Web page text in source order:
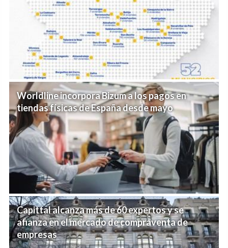
Worldline incorpora Bizum a los pagos en
tiendas físicas de España desde mayo
Capittal alcanza más de 60 expertos y se
afianza en el mercado de compraventa de
empresas